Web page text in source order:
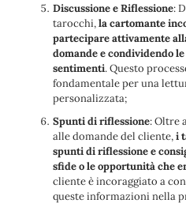
Discussione e Riflessione:
tarocchi,la cartomante
partecipare attivamente
domande e condividendo
sentimenti. Questo
fondamentale per una
personalizzata;
Spunti di riflessione: Oltre
alle domande del cliente,i
spunti di riflessione e
sfide o le opportunità che
cliente è incoraggiato a
queste informazioni nella